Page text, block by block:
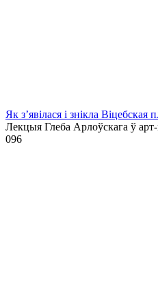
Як з’явілася і знікла
Лекцыя Глеба Арлоўскага ў
096